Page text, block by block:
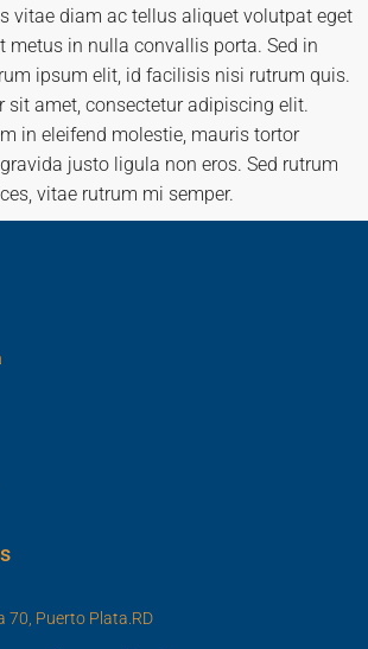
vitae diam ac tellus aliquet volutpat eget
metus in nulla convallis porta. Sed in
ipsum elit, id facilisis nisi rutrum quis.
sit amet, consectetur adipiscing elit.
in eleifend molestie, mauris tortor
justo ligula non eros. Sed rutrum
vitae rutrum mi semper.
70, Puerto Plata.RD